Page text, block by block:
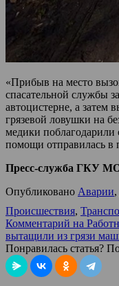
«Прибыв на место
спасательной службы
автоцистерне, а затем
грязевой ловушки на
медики
помощи отправилась в
Пресс-служба ГКУ
Опубликовано Аварии,
Происшествия,
Комментарий на
вытащили из грязи
Понравилась статья?